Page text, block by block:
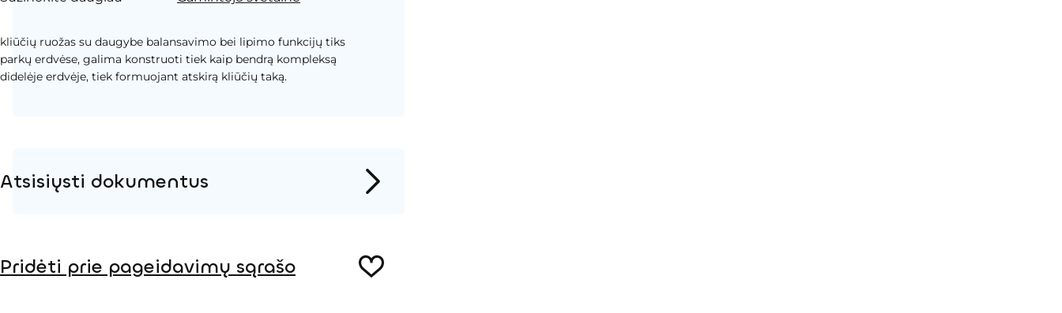
kliūčių ruožas su daugybe balansavimo bei lipimo funkcijų tiks
parkų erdvėse, galima konstruoti tiek kaip bendrą kompleksą
didelėje erdvėje, tiek formuojant atskirą kliūčių taką.
Atsisiųsti dokumentus
Pridėti prie pageidavimų sąrašo